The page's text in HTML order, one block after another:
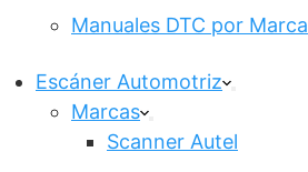
Manuales DTC por Marca
Escáner Automotriz
Marcas
Scanner Autel